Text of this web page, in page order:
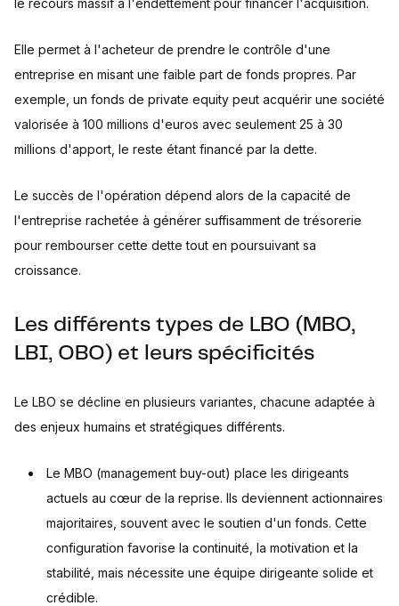
Elle permet à l'acheteur de prendre le contrôle d'une
entreprise en misant une faible part de fonds propres. Par
exemple, un fonds de private equity peut acquérir une société
valorisée à 100 millions d'euros avec seulement 25 à 30
millions d'apport, le reste étant financé par la dette.
Le succès de l'opération dépend alors de la capacité de
l'entreprise rachetée à générer suffisamment de trésorerie
pour rembourser cette dette tout en poursuivant sa
croissance.
Les différents types de LBO (MBO,
LBI, OBO) et leurs spécificités
Le LBO se décline en plusieurs variantes, chacune adaptée à
des enjeux humains et stratégiques différents.
Le MBO (management buy-out) place les dirigeants
actuels au cœur de la reprise. Ils deviennent actionnaires
majoritaires, souvent avec le soutien d'un fonds. Cette
configuration favorise la continuité, la motivation et la
stabilité, mais nécessite une équipe dirigeante solide et
crédible.